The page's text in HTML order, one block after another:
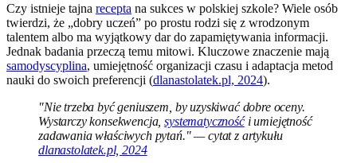
Czy istnieje tajna recepta na sukces w polskiej szkole? Wiele osób
twierdzi, że „dobry uczeń” po prostu rodzi się z wrodzonym
talentem albo ma wyjątkowy dar do zapamiętywania informacji.
Jednak badania przeczą temu mitowi. Kluczowe znaczenie mają
samodyscyplina, umiejętność organizacji czasu i adaptacja metod
nauki do swoich preferencji (dlanastolatek.pl, 2024).
"Nie trzeba być geniuszem, by uzyskiwać dobre oceny.
Wystarczy konsekwencja,systematycznośći umiejętność
zadawania właściwych pytań." — cytat z artykułu
dlanastolatek.pl, 2024